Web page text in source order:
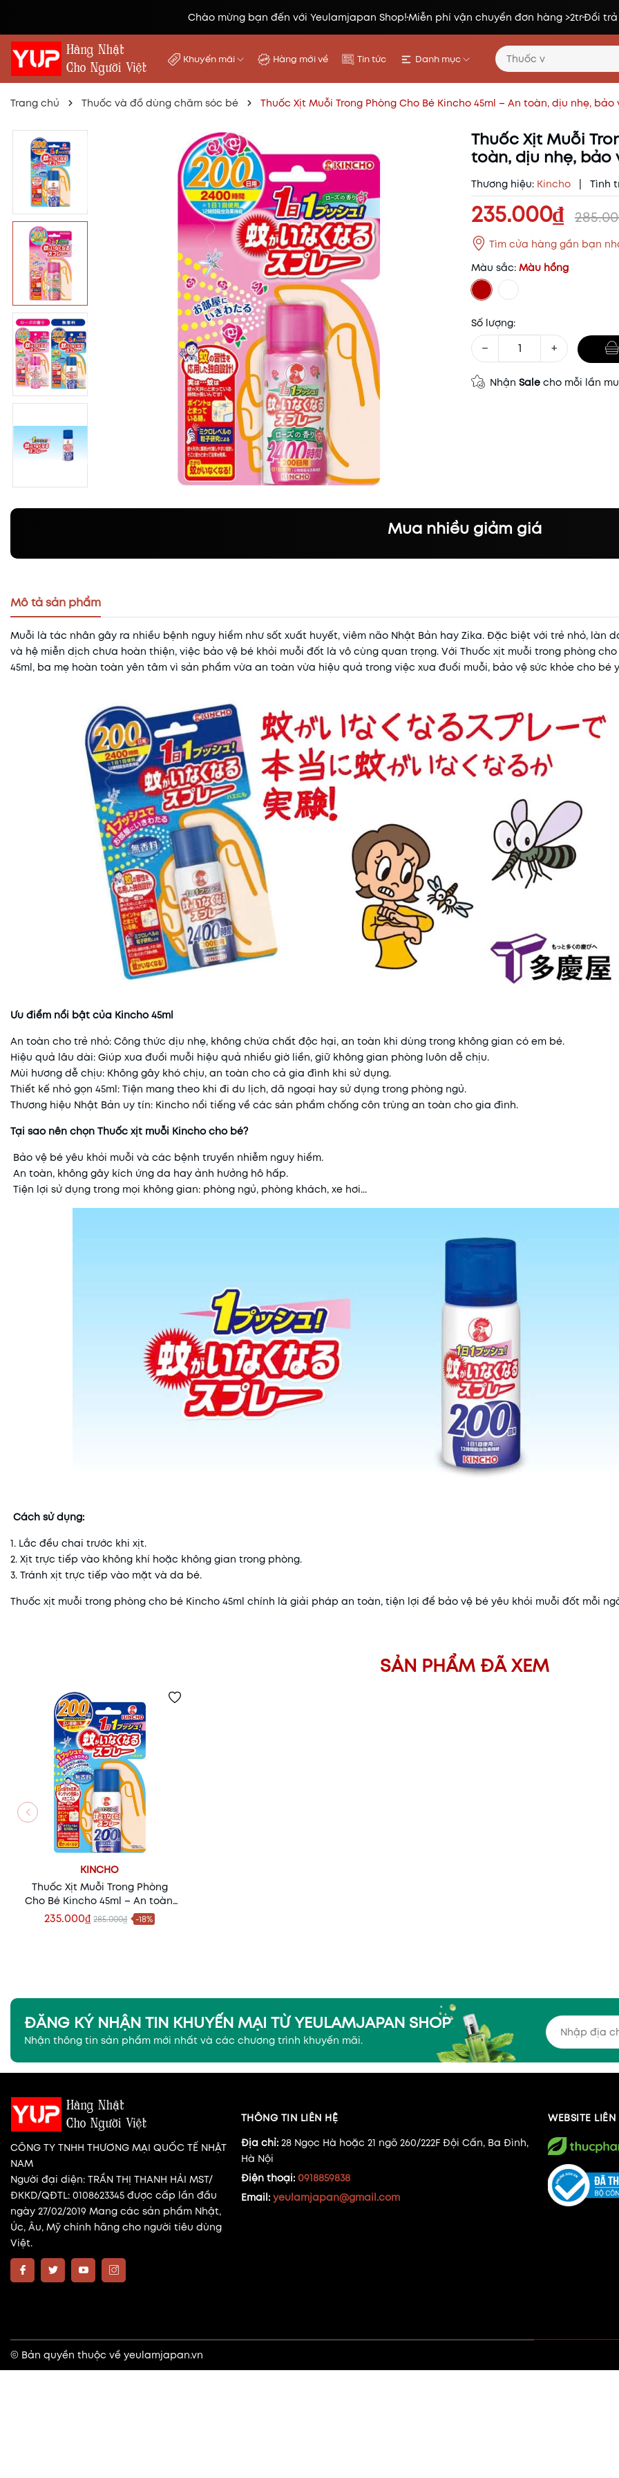
Chào mừng bạn đến với Yeulamjapan Shop!Miễn phí vận chuyển đơn hàng >2trĐổi trả
Khuyến mãi Hàng mới về Tin tức Danh mục
Trang chủ Thuốc và đồ dùng chăm sóc bé Thuốc Xịt Muỗi Trong Phòng Cho Bé Kincho 45ml – An toàn, dịu nhẹ,
Thuốc Xịt Muỗi
toàn, dịu nhẹ, bảo
Thương hiệu: Kincho Tình
235.000₫
Tìm cửa hàng gần bạn
Màu sắc: Màu hồng
Số lượng:
− +
Nhận Sale cho mỗi lần
Mua nhiều giảm giá
Mã khuyến mãi:
Mô tả sản phẩm
Muỗi là tác nhân gây ra nhiều bệnh nguy hiểm như sốt xuất huyết, viêm não Nhật Bản hay Zika. Đặc biệt với trẻ nhỏ, làn
và hệ miễn dịch chưa hoàn thiện, việc bảo vệ bé khỏi muỗi đốt là vô cùng quan trọng. Với Thuốc xịt muỗi trong phòng
45ml, ba mẹ hoàn toàn yên tâm vì sản phẩm vừa an toàn vừa hiệu quả trong việc xua đuổi muỗi, bảo vệ sức khỏe cho bé
Ưu điểm nổi bật của Kincho 45ml
An toàn cho trẻ nhỏ: Công thức dịu nhẹ, không chứa chất độc hại, an toàn khi dùng trong không gian có em bé.
Hiệu quả lâu dài: Giúp xua đuổi muỗi hiệu quả nhiều giờ liền, giữ không gian phòng luôn dễ chịu.
Mùi hương dễ chịu: Không gây khó chịu, an toàn cho cả gia đình khi sử dụng.
Thiết kế nhỏ gọn 45ml: Tiện mang theo khi đi du lịch, dã ngoại hay sử dụng trong phòng ngủ.
Thương hiệu Nhật Bản uy tín: Kincho nổi tiếng về các sản phẩm chống côn trùng an toàn cho gia đình.
Tại sao nên chọn Thuốc xịt muỗi Kincho cho bé?
Bảo vệ bé yêu khỏi muỗi và các bệnh truyền nhiễm nguy hiểm.
An toàn, không gây kích ứng da hay ảnh hưởng hô hấp.
Tiện lợi sử dụng trong mọi không gian: phòng ngủ, phòng khách, xe hơi...
Cách sử dụng:
1. Lắc đều chai trước khi xịt.
2. Xịt trực tiếp vào không khí hoặc không gian trong phòng.
3. Tránh xịt trực tiếp vào mặt và da bé.
Thuốc xịt muỗi trong phòng cho bé Kincho 45ml chính là giải pháp an toàn, tiện lợi để bảo vệ bé yêu khỏi muỗi đốt mỗi
SẢN PHẨM ĐÃ XEM
KINCHO
Thuốc Xịt Muỗi Trong Phòng
Cho Bé Kincho 45ml – An toàn,
dịu nhẹ, bảo vệ giấc ngủ bé
yêu
235.000₫ 285.000₫ -18%
ĐĂNG KÝ NHẬN TIN KHUYẾN MẠI TỪ YEULAMJAPAN SHOP
Nhận thông tin sản phẩm mới nhất và các chương trình khuyến mãi.
CÔNG TY TNHH THƯƠNG MẠI QUỐC TẾ NHẬT
NAM
Người đại diện: TRẦN THỊ THANH HẢI MST/
ĐKKD/QĐTL: 0108623345 được cấp lần đầu
ngày 27/02/2019 Mang các sản phẩm Nhật,
Úc, Âu, Mỹ chính hãng cho người tiêu dùng
Việt.
THÔNG TIN LIÊN HỆ
Địa chỉ: 28 Ngọc Hà hoặc 21 ngõ 260/222F Đội Cấn, Ba Đình,
Hà Nội
Điện thoại: 0918859838
Email: yeulamjapan@gmail.com
WEBSITE
© Bản quyền thuộc về yeulamjapan.vn